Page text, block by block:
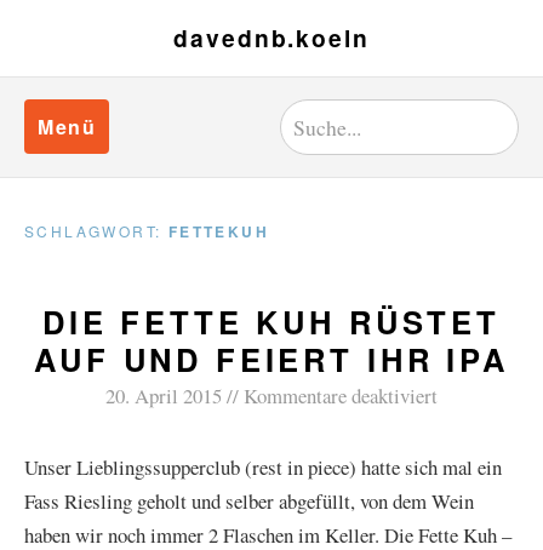
davednb.koeln
Menü
SCHLAGWORT: FETTEKUH
DIE FETTE KUH RÜSTET
AUF UND FEIERT IHR IPA
20. April 2015 Kommentare deaktiviert
Unser Lieblingssupperclub (rest in piece) hatte sich mal ein
Fass Riesling geholt und selber abgefüllt, von dem Wein
haben wir noch immer 2 Flaschen im Keller. Die Fette Kuh –